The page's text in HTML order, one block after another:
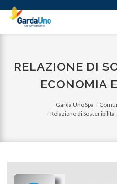
Gardauno
Spa
RELAZIONE DI
ECONOMIA
Garda Uno Spa
Relazione di